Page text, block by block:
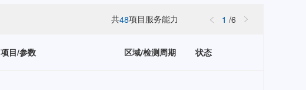
共48项目服务能力 1 /6
项目/参数 区域/检测周期 状态